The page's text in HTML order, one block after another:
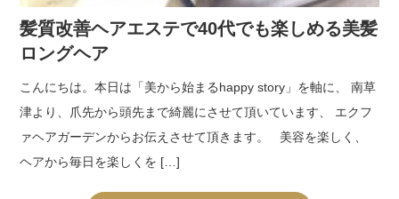
髪質改善ヘアエステで40代でも楽しめる美髪
ロングヘア
こんにちは。本日は「美から始まるhappy story」を軸に、 南草
津より、爪先から頭先まで綺麗にさせて頂いています、 エクフ
ァヘアガーデンからお伝えさせて頂きます。 美容を楽しく、
ヘアから毎日を楽しくを […]